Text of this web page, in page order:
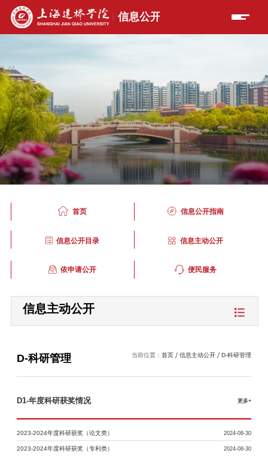
首页 信息公开指南
信息公开目录 信息主动公开
依申请公开 便民服务
信息主动公开
当前位置：首页 信息主动公开 D-科研管理
D-科研管理
D1-年度科研获奖情况 更多+
2023-2024年度科研获奖（论文类） 2024-08-30
2023-2024年度科研获奖（专利类） 2024-08-30